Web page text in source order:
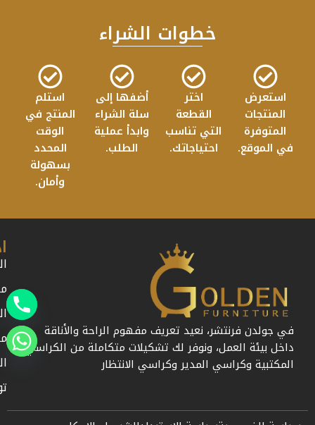
خطوات الشراء
استعرض
المنتجات
المتوفرة
في الموقع.
اختر
القطعة
التي تناسب
احتياجاتك.
أضفها إلى
سلة الشراء
وابدأ عملية
الطلب.
استلم
المنتج في
الوقت
المحدد
بسهولة
وأمان.
في جولدن فرنتشر، نعيد تعريف مفهوم الراحة والأناقة
داخل بيئة العمل، ونوفر لك تشكيلات متكاملة من الكراسي
المكتبية وكراسي المدير وكراسي الانتظار